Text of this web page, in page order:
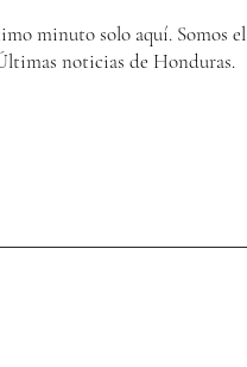
minuto solo aquí. Somos el
noticias de Honduras.